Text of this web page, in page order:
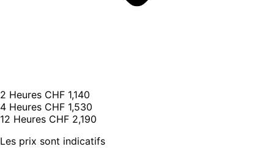
2 Heures CHF 1,140
4 Heures CHF 1,530
12 Heures CHF 2,190
Les prix sont indicatifs